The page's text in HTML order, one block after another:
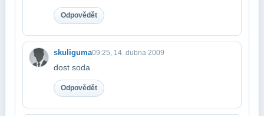
Odpovědět
skuliguma09:25, 14. dubna 2009
dost soda
Odpovědět